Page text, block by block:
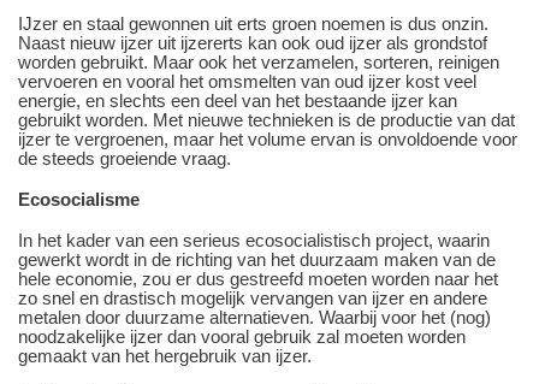
IJzer en staal gewonnen uit erts groen noemen is dus onzin.
Naast nieuw ijzer uit ijzererts kan ook oud ijzer als grondstof
worden gebruikt. Maar ook het verzamelen, sorteren, reinigen
vervoeren en vooral het omsmelten van oud ijzer kost veel
energie, en slechts een deel van het bestaande ijzer kan
gebruikt worden. Met nieuwe technieken is de productie van dat
ijzer te vergroenen, maar het volume ervan is onvoldoende voor
de steeds groeiende vraag.
Ecosocialisme
In het kader van een serieus ecosocialistisch project, waarin
gewerkt wordt in de richting van het duurzaam maken van de
hele economie, zou er dus gestreefd moeten worden naar het
zo snel en drastisch mogelijk vervangen van ijzer en andere
metalen door duurzame alternatieven. Waarbij voor het (nog)
noodzakelijke ijzer dan vooral gebruik zal moeten worden
gemaakt van het hergebruik van ijzer.